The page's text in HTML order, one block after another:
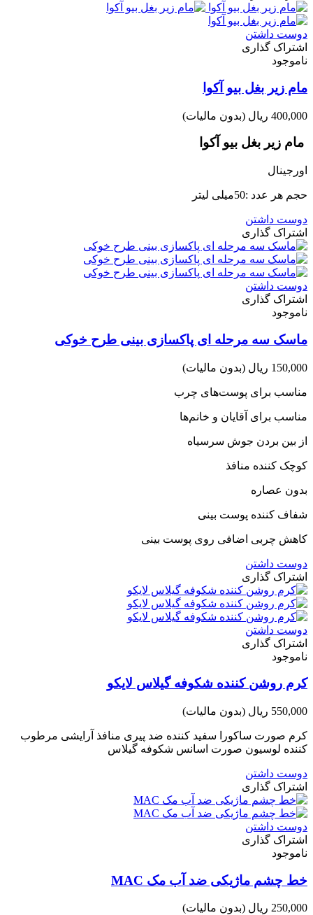
دوست داشتن
اشتراک گذاری
ناموجود
مام زیر بغل بیو آکوا
400,000 ریال (بدون مالیات)
مام زیر بغل بیو آکوا
اورجینال
حجم هر عدد :50میلی لیتر
دوست داشتن
اشتراک گذاری
دوست داشتن
اشتراک گذاری
ناموجود
ماسک سه مرحله ای پاکسازی بینی طرح خوکی
150,000 ریال (بدون مالیات)
مناسب برای پوست‌های چرب
مناسب برای آقایان و خانم‌ها
از بین بردن جوش سرسیاه
کوچک کننده منافذ
بدون عصاره
شفاف کننده پوست بینی
کاهش چربی اضافی روی پوست بینی
دوست داشتن
اشتراک گذاری
دوست داشتن
اشتراک گذاری
ناموجود
کرم روشن کننده شکوفه گیلاس لایکو
550,000 ریال (بدون مالیات)
کرم صورت ساکورا سفید کننده ضد پیری منافذ آرایشی مرطوب
کننده لوسیون صورت اسانس شکوفه گیلاس
دوست داشتن
اشتراک گذاری
دوست داشتن
اشتراک گذاری
ناموجود
خط چشم ماژیکی ضد آب مک MAC
250,000 ریال (بدون مالیات)